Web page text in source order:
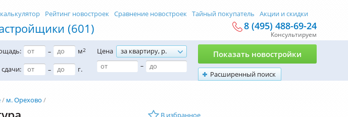
(601)
Рейтинг новостроек Сравнение новостроек Тайный покупатель Акции и скидки
8 (495) 488-69-24
Консультируем
– м2
– г.
Цена
за квартиру, р.
–
Расширенный поиск
Показать новостройки
м. Орехово
В избранное